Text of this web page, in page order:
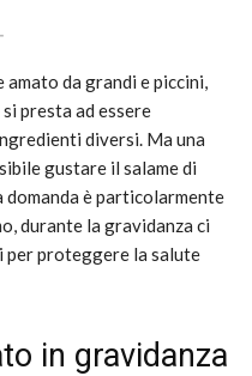
amato da grandi e piccini,
presta ad essere
diversi. Ma una
gustare il salame di
è particolarmente
durante la gravidanza ci
per proteggere la salute
in gravidanza